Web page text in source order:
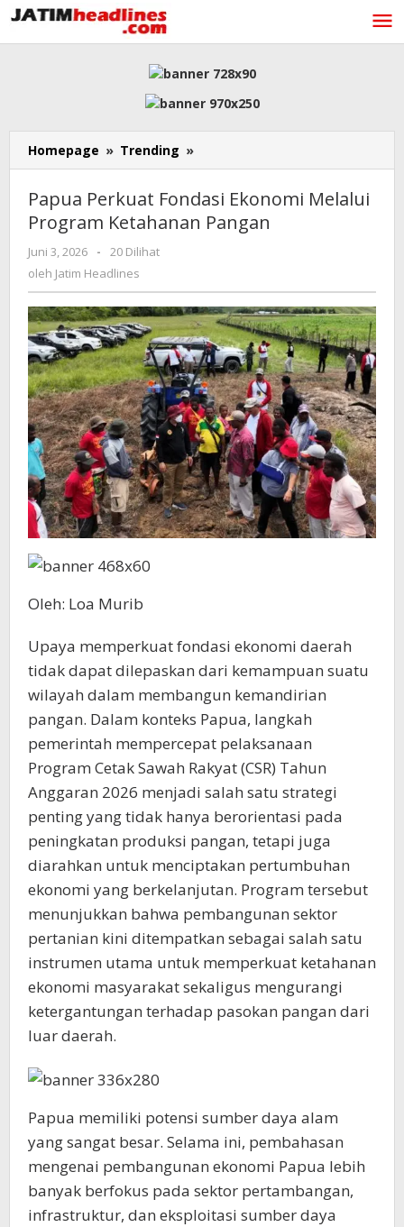
Lewati
ke
konten
Homepage » Trending »
Perkuat
Ekonomi
Melalui
Papua Perkuat Fondasi Ekonomi Melalui
Program Ketahanan Pangan
Juni 3, 2026
oleh
Jatim
-
20 Dilihat
oleh Jatim Headlines
Oleh: Loa Murib
Upaya memperkuat fondasi ekonomi daerah
tidak dapat dilepaskan dari kemampuan suatu
wilayah dalam membangun kemandirian
pangan. Dalam konteks Papua, langkah
pemerintah mempercepat pelaksanaan
Program Cetak Sawah Rakyat (CSR) Tahun
Anggaran 2026 menjadi salah satu strategi
penting yang tidak hanya berorientasi pada
peningkatan produksi pangan, tetapi juga
diarahkan untuk menciptakan pertumbuhan
ekonomi yang berkelanjutan. Program tersebut
menunjukkan bahwa pembangunan sektor
pertanian kini ditempatkan sebagai salah satu
instrumen utama untuk memperkuat ketahanan
ekonomi masyarakat sekaligus mengurangi
ketergantungan terhadap pasokan pangan dari
luar daerah.
Papua memiliki potensi sumber daya alam
yang sangat besar. Selama ini, pembahasan
mengenai pembangunan ekonomi Papua lebih
banyak berfokus pada sektor pertambangan,
infrastruktur, dan eksploitasi sumber daya